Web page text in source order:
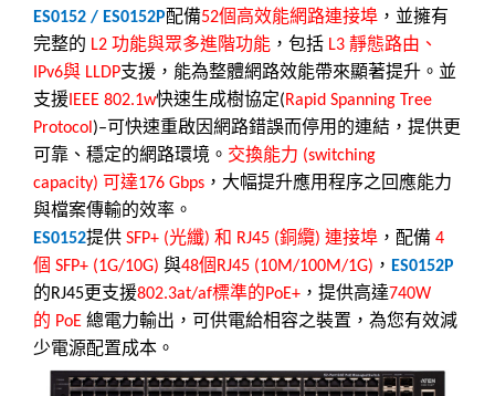
ES0152 / ES0152P配備52個高效能網路連接埠 ，並擁有
完整的 L2 功能與眾多進階功能 ，包括 L3 靜態路由、
IPv6與 LLDP支援，能為整體網路效能帶來顯著提升。並
支援 IEEE 802.1w快速生成樹協定(Rapid Spanning Tree
Protocol )–可快速重啟因網路錯誤而停用的連結，提供更
可靠、穩定的網路環境。 交換能力 (switching
capacity) 可達176 Gbps ，大幅提升應用程序之回應能力
與檔案傳輸的效率。
ES0152提供 SFP+ (光纖) 和 RJ45 (銅纜) 連接埠 ，配備 4
個 SFP+ (1G/10G) 與48個 RJ45 (10M/100M/1G) ， ES0152P
的RJ45更支援802.3at/af標準的PoE+ ，提供高達740W
的 PoE 總電力輸出，可供電給相容之裝置，為您有效減
少電源配置成本。